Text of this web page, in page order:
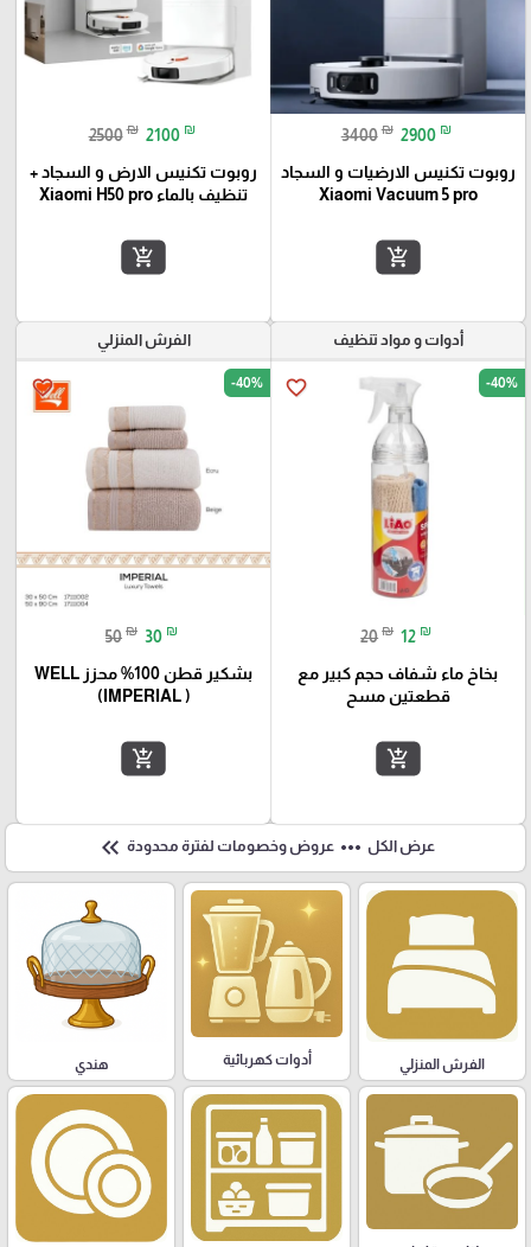
3400 ₪ 2900 ₪
روبوت تكنيس الارضيات و السجاد
Xiaomi Vacuum 5 pro
add_shopping_cart
2500 ₪ 2100 ₪
روبوت تكنيس الارض و السجاد +
تنظيف بالماء Xiaomi H50 pro
add_shopping_cart
أدوات و مواد تنظيف
favorite_border -40%
20 ₪ 12 ₪
بخاخ ماء شفاف حجم كبير مع
قطعتين مسح
add_shopping_cart
الفرش المنزلي
favorite_border -40%
50 ₪ 30 ₪
بشكير قطن 100% محزز WELL
(IMPERIAL )
add_shopping_cart
عرض الكل more_horiz عروض وخصومات لفترة محدودة keyboard_double_arrow_left
الفرش المنزلي أدوات كهربائية هندي